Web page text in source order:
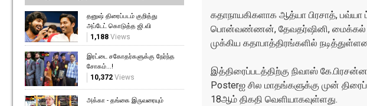
கதாநாயகிகளாக ஆத்யா பிரசாத், பவ்யா
பொன்வண்ணன், தேவதர்ஷினி, மைக்கல்
முக்கிய கதாபாத்திரங்களில்
இத்திரைப்படத்திற்கு நிவாஸ்
Posterஐ சில மாதங்களுக்கு முன்
18ஆம் திகதி வெளியாகவுள்ளது.
தனுஷ் திரைப்படம் குறித்து
அப்டேட் கொடுத்த ஜி.வி
1,188 Views
இரட்டை சகோதர்களுக்கு நேர்ந்த
சோகம்...!
10,372 Views
அக்கா - தங்கை இருவரையும்